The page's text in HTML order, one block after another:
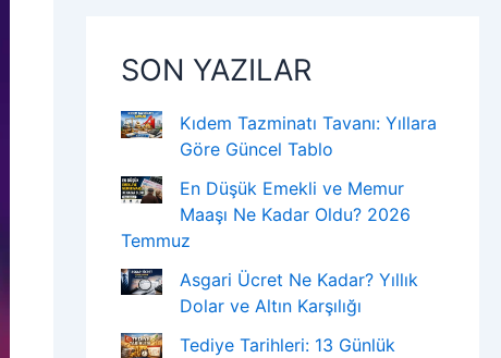
SON YAZILAR
Kıdem Tazminatı Tavanı: Yıllara
Göre Güncel Tablo
En Düşük Emekli ve Memur
Maaşı Ne Kadar Oldu? 2026
Temmuz
Asgari Ücret Ne Kadar? Yıllık
Dolar ve Altın Karşılığı
Tediye Tarihleri: 13 Günlük